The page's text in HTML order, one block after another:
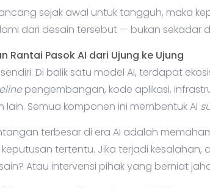
sejak awal untuk tangguh, maka
dari desain tersebut — bukan sekadar
Rantai Pasok AI dari Ujung ke Ujung
Di balik satu model AI, terdapat
pengembangan, kode aplikasi,
lain. Semua komponen ini membentuk AI
terbesar di era AI adalah
tertentu. Jika terjadi
Atau intervensi pihak yang berniat